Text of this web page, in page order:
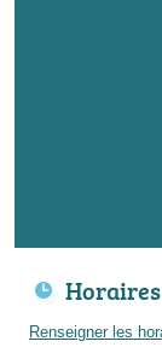
Horaires
Renseigner les